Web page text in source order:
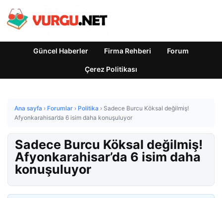
Güncel Haberler Firma Rehberi Forum
Çerez Politikası
Ana sayfa › Forumlar › Politika › Sadece Burcu Köksal değilmiş!
Afyonkarahisar’da 6 isim daha konuşuluyor
Sadece Burcu Köksal değilmiş!
Afyonkarahisar’da 6 isim daha
konuşuluyor